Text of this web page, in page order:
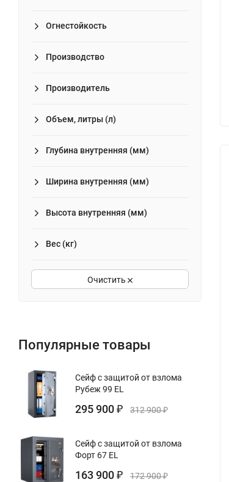
Огнестойкость
Производство
Производитель
Объем, литры (л)
Глубина внутренняя (мм)
Ширина внутренняя (мм)
Высота внутренняя (мм)
Вес (кг)
Очистить
Популярные товары
Сейф с защитой от взлома
Рубеж 99 EL
295 900 ₽ 312 900₽
Сейф с защитой от взлома
Форт 67 EL
163 900 ₽ 172 900₽